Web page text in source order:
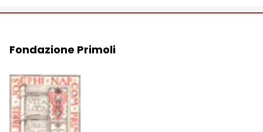
Fondazione Primoli